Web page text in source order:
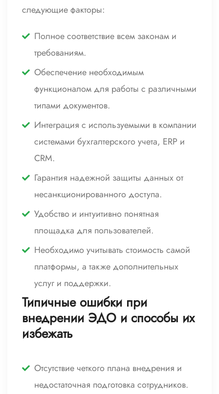
следующие факторы:
Полное соответствие всем законам и
требованиям.
Обеспечение необходимым
функционалом для работы с различными
типами документов.
Интеграция с используемыми в компании
системами бухгалтерского учета, ERP и
CRM.
Гарантия надежной защиты данных от
несанкционированного доступа.
Удобство и интуитивно понятная
площадка для пользователей.
Необходимо учитывать стоимость самой
платформы, а также дополнительных
услуг и поддержки.
Типичные ошибки при
внедрении ЭДО и способы их
избежать
Отсутствие четкого плана внедрения и
недостаточная подготовка сотрудников.